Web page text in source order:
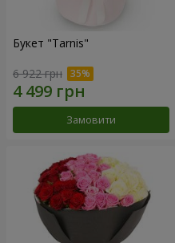
Букет "Tarnis"
6 922 грн
Замовити